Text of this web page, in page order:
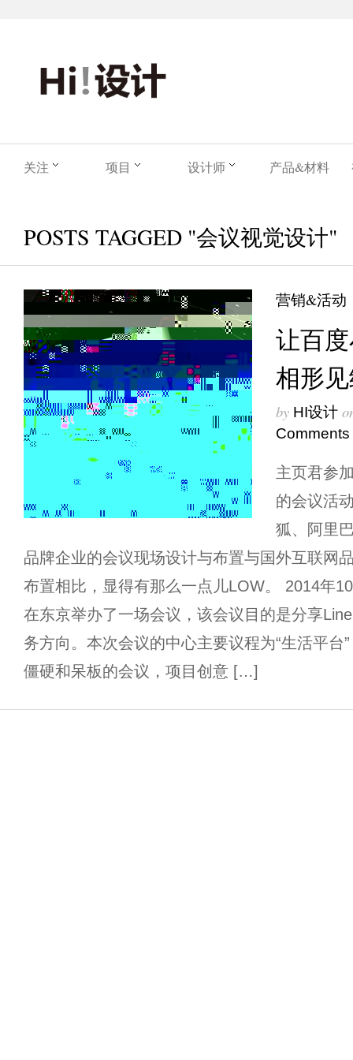
关注 项目 设计师 产品&材料
POSTS TAGGED "会议视觉设计"
营销&活动
让百
相形
by HI设计
Comments
主页君参
的会议活
狐、阿里
品牌企业的会议现场设计与布置与国外互联网
布置相比，显得有那么一点儿LOW。 2014年
在东京举办了一场会议，该会议目的是分享
务方向。本次会议的中心主要议程为“生活平台
僵硬和呆板的会议，项目创意 […]